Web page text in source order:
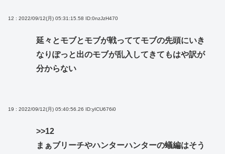
12 : 2022/09/12(月) 05:31:15.58 ID:0nzJzH470
延々とモブとモブが戦っててモブの先頭にいき
なりぽっと出のモブが乱入してきてもはや訳が
分からない
19 : 2022/09/12(月) 05:40:56.26 ID:yICU676i0
>>12
まぁブリーチやハンターハンターの蟻編はそう